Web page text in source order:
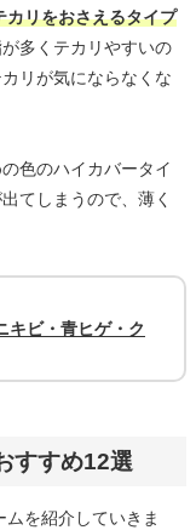
カリをおさえるタイプ
多くテカリやすいの
リが気にならなくな
色のハイカバータイ
てしまうので、薄く
キビ・青ヒゲ・ク
すすめ12選
ムを紹介していきま